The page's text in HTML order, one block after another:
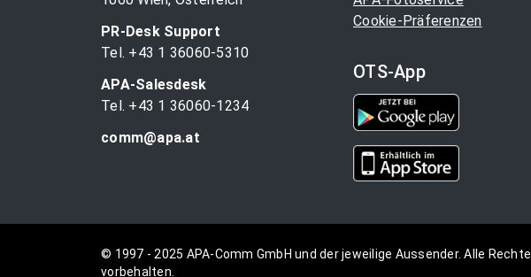
PR-Desk Support
Tel. +43 1 36060-5310
APA-Salesdesk
Tel. +43 1 36060-1234
comm@apa.at
Cookie-Präferenzen
OTS-App
© 1997 - 2025 APA-Comm GmbH und der jeweilige Aussender. Alle Rechte
vorbehalten.